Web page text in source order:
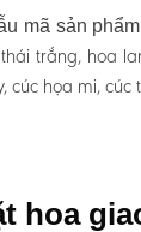
mã sản
trắng, hoa
cúc họa mi, cúc
hoa